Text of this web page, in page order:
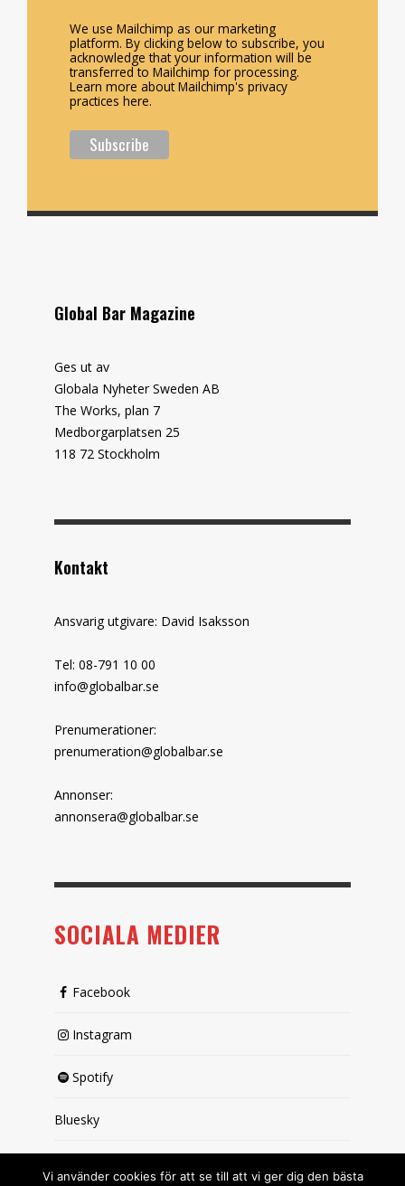
We use Mailchimp as our marketing
platform. By clicking below to subscribe, you
acknowledge that your information will be
transferred to Mailchimp for processing.
Learn more about Mailchimp's privacy
practices here.
Global Bar Magazine
Ges ut av
Globala Nyheter Sweden AB
The Works, plan 7
Medborgarplatsen 25
118 72 Stockholm
Kontakt
Ansvarig utgivare: David Isaksson
Tel: 08-791 10 00
info@globalbar.se
Prenumerationer:
prenumeration@globalbar.se
Annonser:
annonsera@globalbar.se
SOCIALA MEDIER
Facebook
Instagram
Spotify
Bluesky
Vi använder cookies för att se till att vi ger dig den bästa